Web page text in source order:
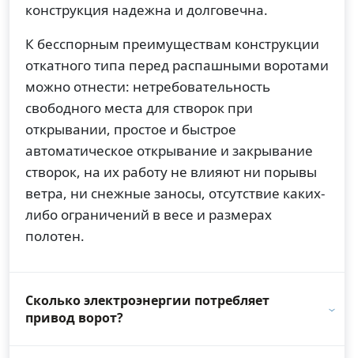
конструкция надежна и долговечна.
К бесспорным преимуществам конструкции
откатного типа перед распашными воротами
можно отнести: нетребовательность
свободного места для створок при
открывании, простое и быстрое
автоматическое открывание и закрывание
створок, на их работу не влияют ни порывы
ветра, ни снежные заносы, отсутствие каких-
либо ограничений в весе и размерах
полотен.
Сколько электроэнергии потребляет
привод ворот?